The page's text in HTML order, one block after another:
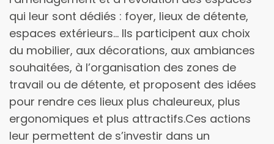
qui leur sont dédiés : foyer, lieux de détente,
espaces extérieurs… Ils participent aux choix
du mobilier, aux décorations, aux ambiances
souhaitées, à l’organisation des zones de
travail ou de détente, et proposent des idées
pour rendre ces lieux plus chaleureux, plus
ergonomiques et plus attractifs.Ces actions
leur permettent de s’investir dans un